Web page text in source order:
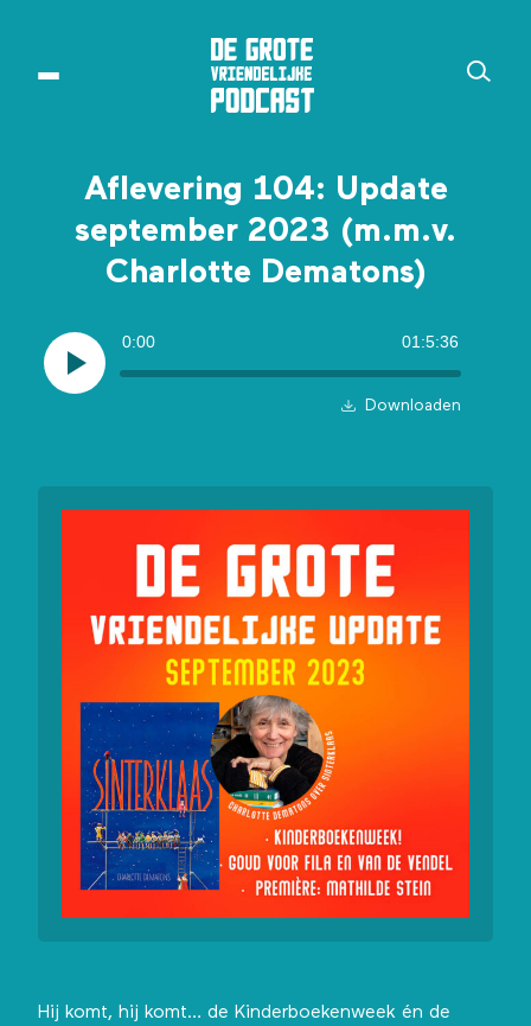
Aflevering 104: Update
september 2023 (m.m.v.
Charlotte Dematons)
0:00 01:5:36
Downloaden
Hij komt, hij komt… de Kinderboekenweek én de